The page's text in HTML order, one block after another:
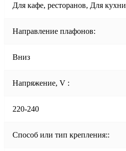
Для кафе, ресторанов, Для кухни
Направление плафонов:
Вниз
Напряжение, V :
220-240
Способ или тип крепления::